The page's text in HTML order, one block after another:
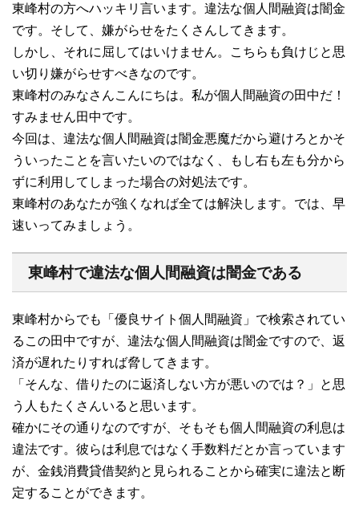
東峰村の方へハッキリ言います。違法な個人間融資は闇金
です。そして、嫌がらせをたくさんしてきます。
しかし、それに屈してはいけません。こちらも負けじと思
い切り嫌がらせすべきなのです。
東峰村のみなさんこんにちは。私が個人間融資の田中だ！
すみません田中です。
今回は、違法な個人間融資は闇金悪魔だから避けろとかそ
ういったことを言いたいのではなく、もし右も左も分から
ずに利用してしまった場合の対処法です。
東峰村のあなたが強くなれば全ては解決します。では、早
速いってみましょう。
東峰村で違法な個人間融資は闇金である
東峰村からでも「優良サイト個人間融資」で検索されてい
るこの田中ですが、違法な個人間融資は闇金ですので、返
済が遅れたりすれば脅してきます。
「そんな、借りたのに返済しない方が悪いのでは？」と思
う人もたくさんいると思います。
確かにその通りなのですが、そもそも個人間融資の利息は
違法です。彼らは利息ではなく手数料だとか言っています
が、金銭消費貸借契約と見られることから確実に違法と断
定することができます。